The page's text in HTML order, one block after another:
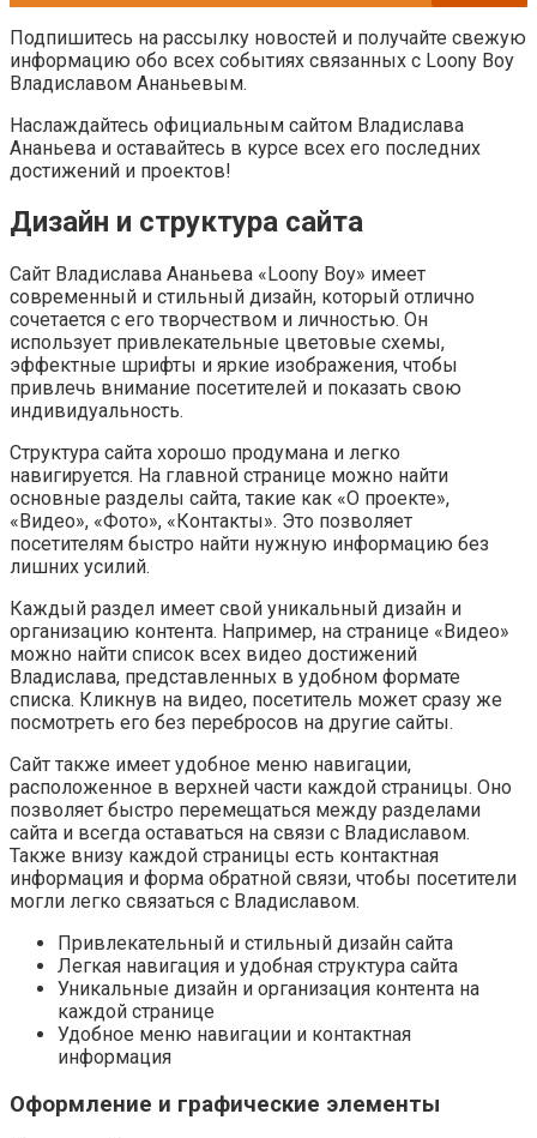
Подпишитесь на рассылку новостей и получайте свежую
информацию обо всех событиях связанных с Loony Boy
Владиславом Ананьевым.
Наслаждайтесь официальным сайтом Владислава
Ананьева и оставайтесь в курсе всех его последних
достижений и проектов!
Дизайн и структура сайта
Сайт Владислава Ананьева «Loony Boy» имеет
современный и стильный дизайн, который отлично
сочетается с его творчеством и личностью. Он
использует привлекательные цветовые схемы,
эффектные шрифты и яркие изображения, чтобы
привлечь внимание посетителей и показать свою
индивидуальность.
Структура сайта хорошо продумана и легко
навигируется. На главной странице можно найти
основные разделы сайта, такие как «О проекте»,
«Видео», «Фото», «Контакты». Это позволяет
посетителям быстро найти нужную информацию без
лишних усилий.
Каждый раздел имеет свой уникальный дизайн и
организацию контента. Например, на странице «Видео»
можно найти список всех видео достижений
Владислава, представленных в удобном формате
списка. Кликнув на видео, посетитель может сразу же
посмотреть его без перебросов на другие сайты.
Сайт также имеет удобное меню навигации,
расположенное в верхней части каждой страницы. Оно
позволяет быстро перемещаться между разделами
сайта и всегда оставаться на связи с Владиславом.
Также внизу каждой страницы есть контактная
информация и форма обратной связи, чтобы посетители
могли легко связаться с Владиславом.
Привлекательный и стильный дизайн сайта
Легкая навигация и удобная структура сайта
Уникальные дизайн и организация контента на
каждой странице
Удобное меню навигации и контактная
информация
Оформление и графические элементы